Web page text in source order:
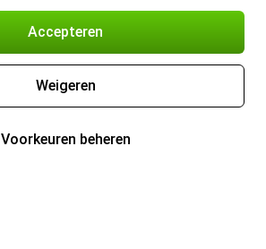
Accepteren
Weigeren
Voorkeuren beheren